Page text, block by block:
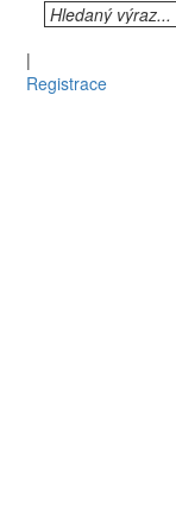
|
Registrace